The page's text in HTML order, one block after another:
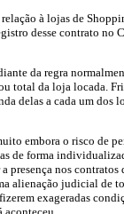
à lojas de
desse contrato
da regra
da loja locada.
delas a cada um
embora o risco de
de forma
presença nos
alienação judicial de
exageradas